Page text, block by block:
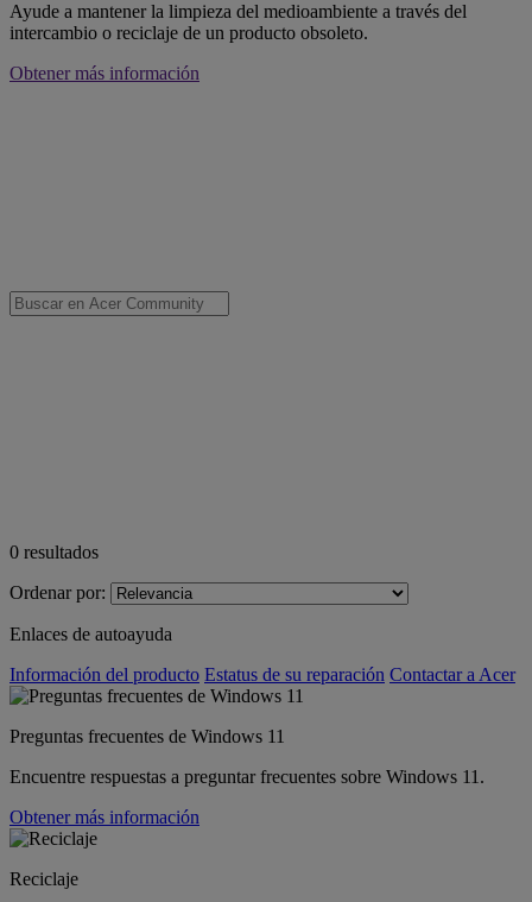
Ayude a mantener la limpieza del medioambiente a través del
intercambio o reciclaje de un producto obsoleto.
Obtener más información
0 resultados
Ordenar por:
Enlaces de autoayuda
Información del producto Estatus de su reparación Contactar a Acer
Preguntas frecuentes de Windows 11
Encuentre respuestas a preguntar frecuentes sobre Windows 11.
Obtener más información
Reciclaje